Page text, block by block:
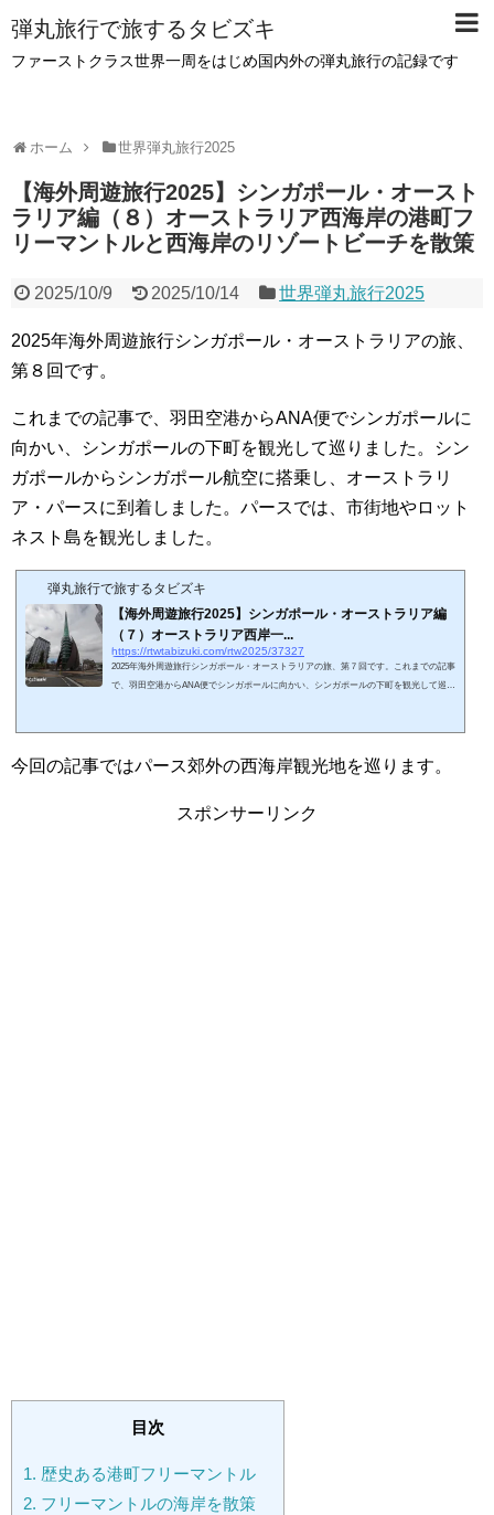
弾丸旅行で旅するタビズキ
ファーストクラス世界一周をはじめ国内外の弾丸旅行の記録です
ホーム 世界弾丸旅行2025
【海外周遊旅行2025】シンガポール・オースト
ラリア編（８）オーストラリア西海岸の港町フ
リーマントルと西海岸のリゾートビーチを散策
2025/10/9 2025/10/14 世界弾丸旅行2025
2025年海外周遊旅行シンガポール・オーストラリアの旅、
第８回です。
これまでの記事で、羽田空港からANA便でシンガポールに
向かい、シンガポールの下町を観光して巡りました。シン
ガポールからシンガポール航空に搭乗し、オーストラリ
ア・パースに到着しました。パースでは、市街地やロット
ネスト島を観光しました。
弾丸旅行で旅するタビズキ
【海外周遊旅行2025】シンガポール・オーストラリア編
（７）オーストラリア西岸一...
https://rtwtabizuki.com/rtw2025/37327
2025年海外周遊旅行シンガポール・オーストラリアの旅、第７回です。これまでの記事
で、羽田空港からANA便でシンガポールに向かい、シンガポールの下町を観光して巡り
ogle || ).push({});オーストラリア・パースってどんな街？パースは西オーストラリア州
今回の記事ではパース郊外の西海岸観光地を巡ります。
スポンサーリンク
目次
1. 歴史ある港町フリーマントル
2. フリーマントルの海岸を散策